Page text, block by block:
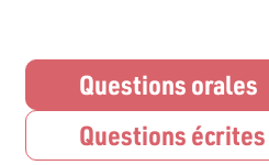
Questions orales
Questions écrites